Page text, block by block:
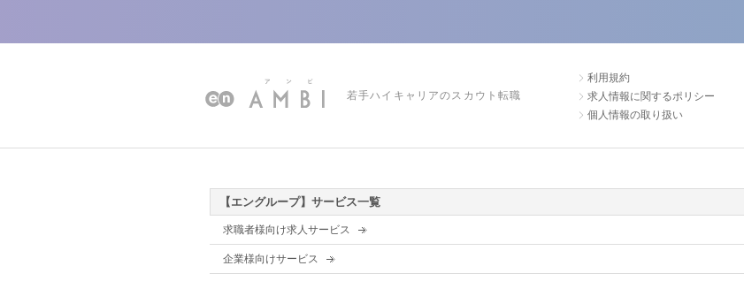
若手ハイキャリアのスカウト転職
利用規約
求人情報に関するポリシー
個人情報の取り扱い
【エングループ】サービス一覧
求職者様向け求人サービス
企業様向けサービス